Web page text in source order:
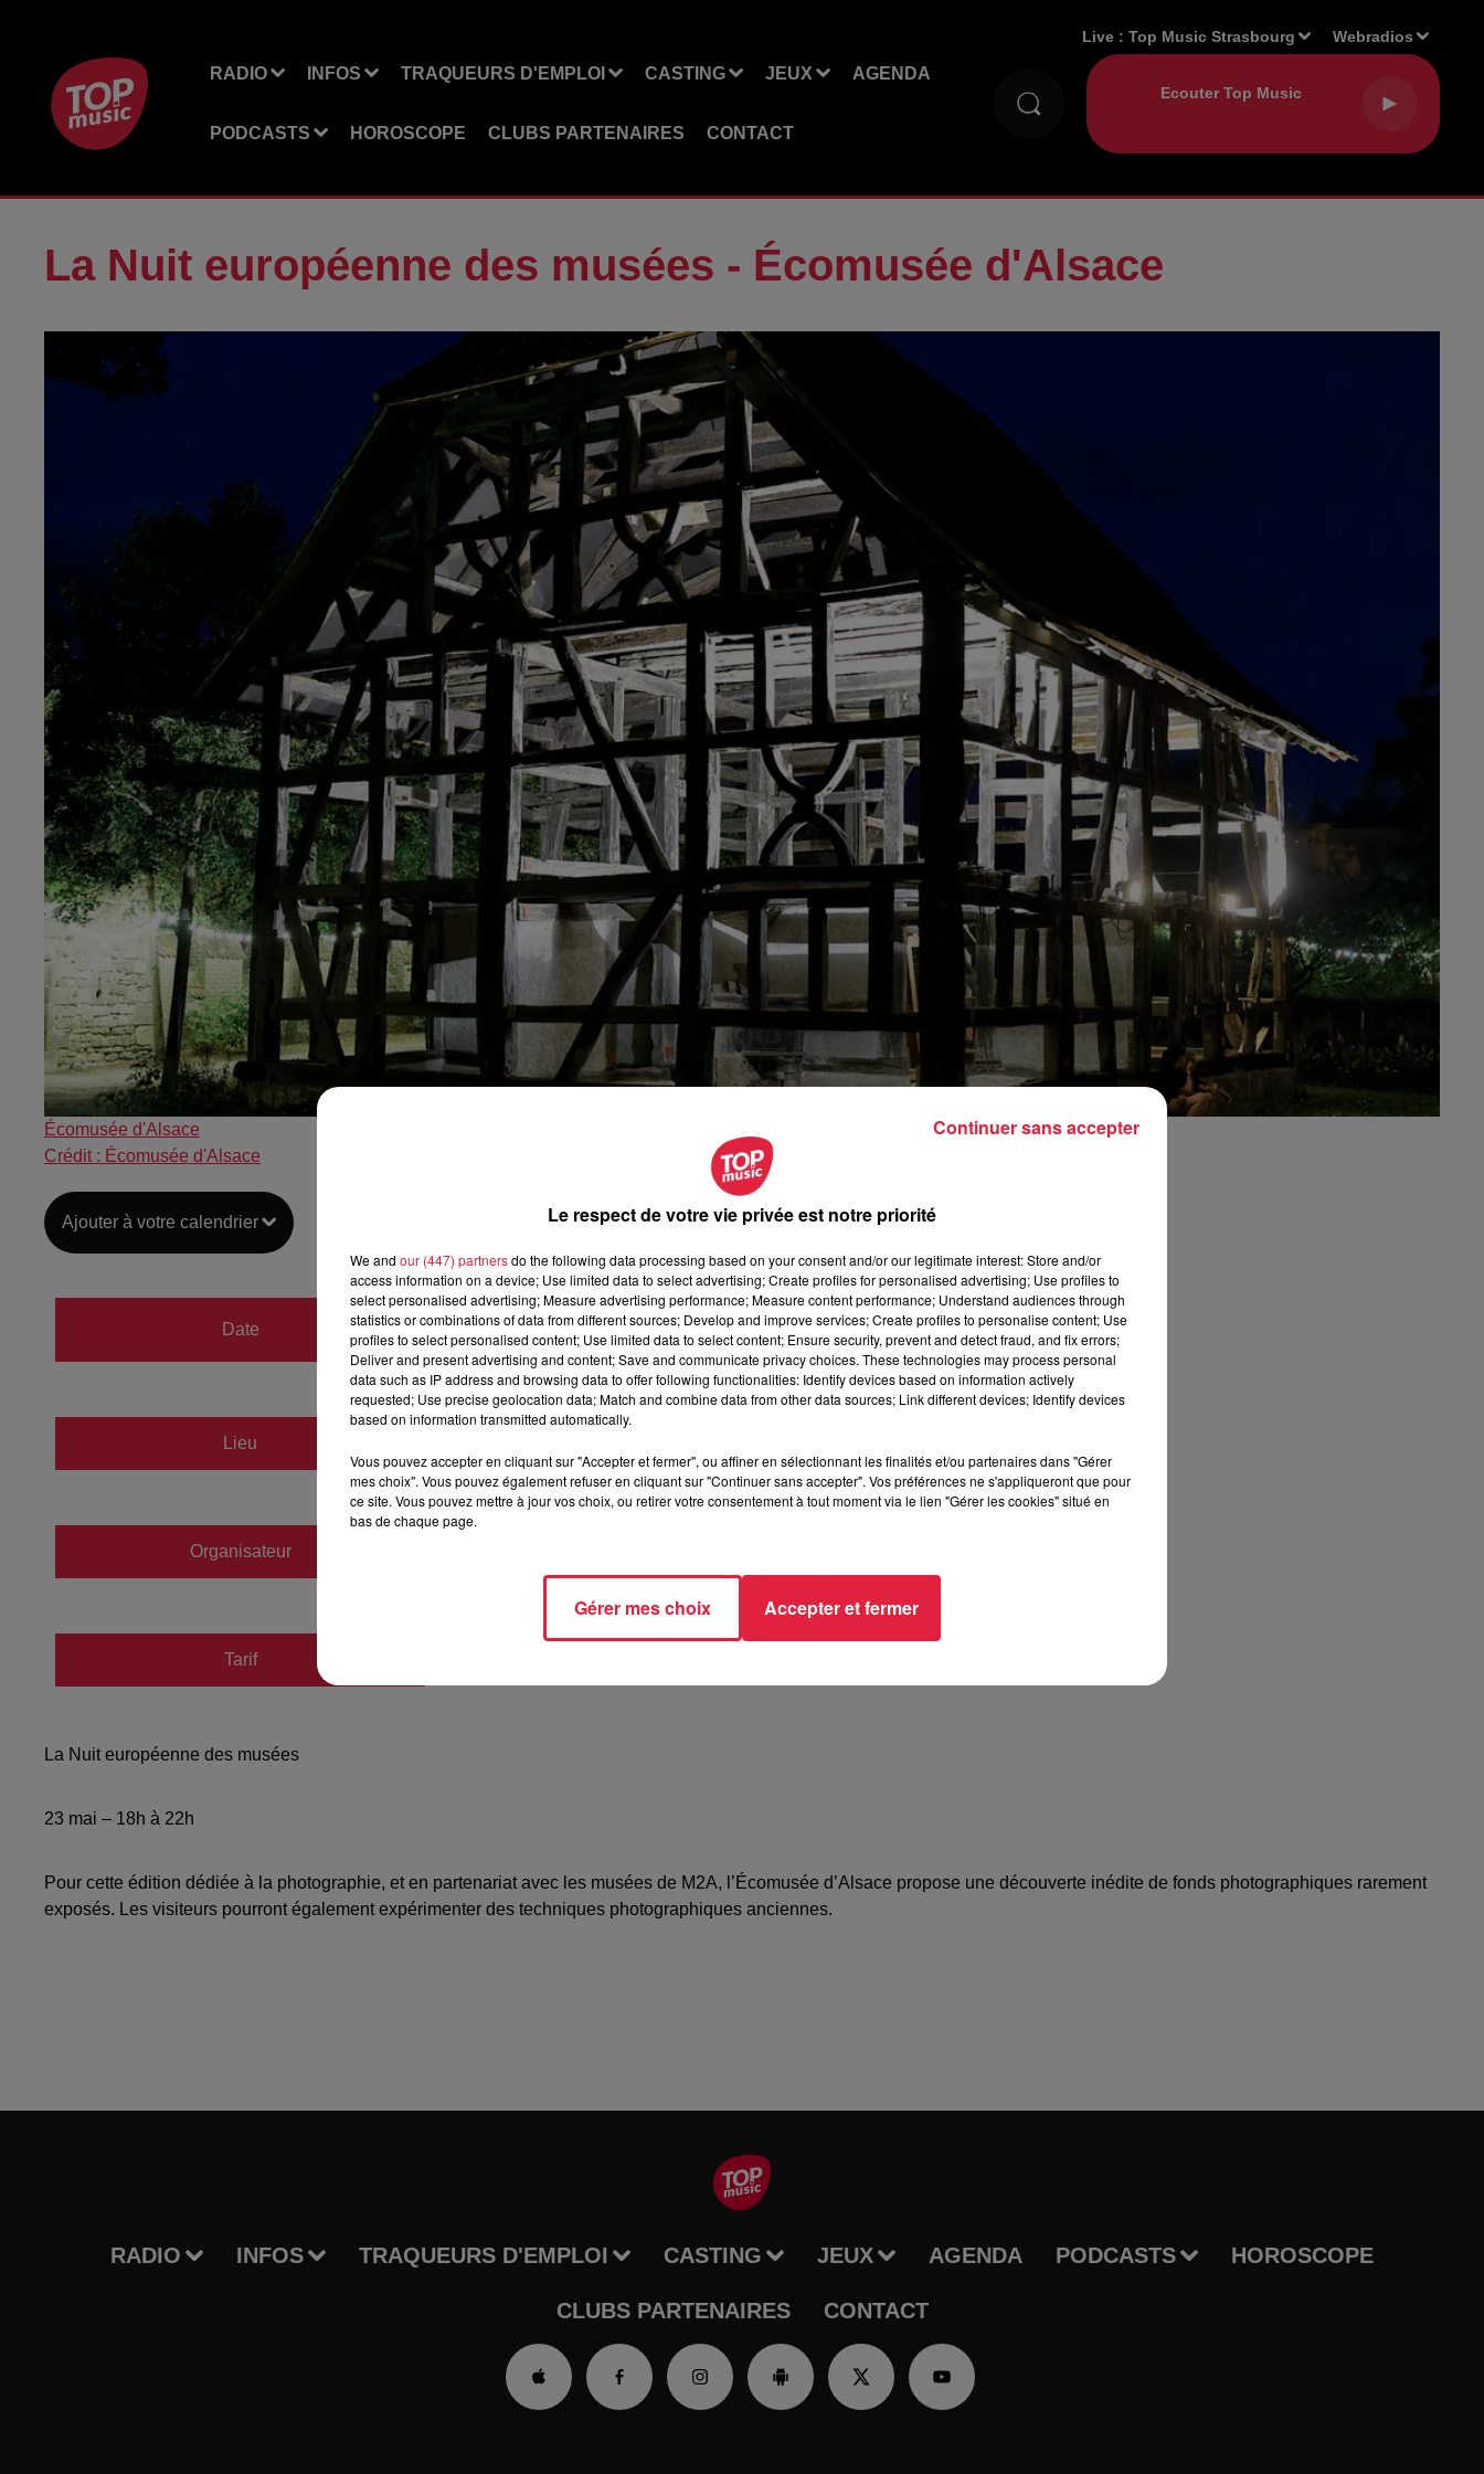
RADIO INFOS TRAQUEURS D'EMPLOI CASTING JEUX AGENDA
PODCASTS HOROSCOPE CLUBS PARTENAIRES CONTACT
Live :Top Music Strasbourg Webradios
La Nuit européenne des musées - Écomusée d'Alsace
Écomusée d'Alsace
Crédit : Écomusée d'Alsace
Ajouter à votre calendrier
Date
du23 mai 2026 à 18h00
au23 mai 2026 à 22h00
Lieu
68190 Ungersheim
Organisateur
Tarif
La Nuit européenne des musées
23 mai – 18h à 22h
Pour cette édition dédiée à la photographie, et en partenariat avec les musées de M2A, l’Écomusée d’Alsace propose une découverte inédite de fonds photographiques rarement
exposés. Les visiteurs pourront également expérimenter des techniques photographiques anciennes.
RADIO INFOS TRAQUEURS D'EMPLOI CASTING JEUX AGENDA PODCASTS HOROSCOPE
CLUBS PARTENAIRES CONTACT
Le respect de votre vie privée est notre priorité
We and our (447) partnersdo the following data processing based on your consent and/or our legitimate interest: Store and/or
access information on a device; Use limited data to select advertising; Create profiles for personalised advertising; Use profiles to
select personalised advertising; Measure advertising performance; Measure content performance; Understand audiences through
statistics or combinations of data from different sources; Develop and improve services; Create profiles to personalise content; Use
profiles to select personalised content; Use limited data to select content; Ensure security, prevent and detect fraud, and fix errors;
Deliver and present advertising and content; Save and communicate privacy choices. These technologies may process personal
data such as IP address and browsing data to offer following functionalities: Identify devices based on information actively
requested; Use precise geolocation data; Match and combine data from other data sources; Link different devices; Identify devices
based on information transmitted automatically.
Vous pouvez accepter en cliquant sur "Accepter et fermer", ou affiner en sélectionnant les finalités et/ou partenaires dans "Gérer
mes choix". Vous pouvez également refuser en cliquant sur "Continuer sans accepter". Vos préférences ne s'appliqueront que pour
ce site. Vous pouvez mettre à jour vos choix, ou retirer votre consentement à tout moment via le lien "Gérer les cookies" situé en
bas de chaque page.
Gérer mes choix Accepter et fermer
Continuer sans accepter